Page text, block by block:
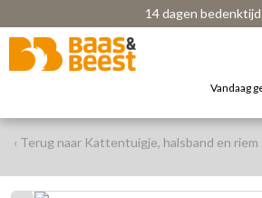
14 dagen bedenktijd
Vandaag
‹ Terug naar Kattentuigje, halsband en riem